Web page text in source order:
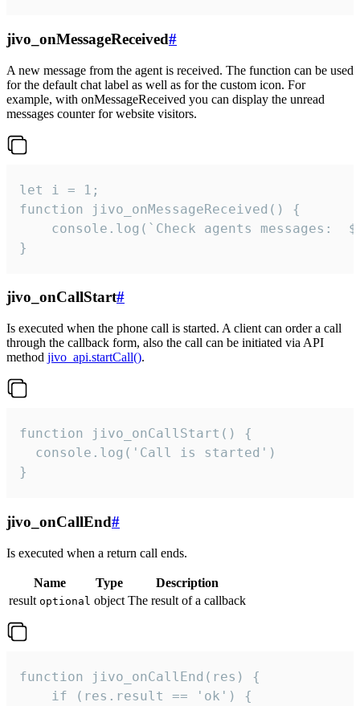
jivo_onMessageReceived#
A new message from the agent is received. The function can be used
for the default chat label as well as for the custom icon. For
example, with onMessageReceived you can display the unread
messages counter for website visitors.
let i = 1;
function jivo_onMessageReceived() {
}
jivo_onCallStart#
Is executed when the phone call is started. A client can order a call
through the callback form, also the call can be initiated via API
method jivo_api.startCall().
function jivo_onCallStart() {
  console.log('Call is started')
}
jivo_onCallEnd#
Is executed when a return call ends.
Name Type
Description
result optional object The result of a callback
function jivo_onCallEnd(res) {
    if (res.result == 'ok') {